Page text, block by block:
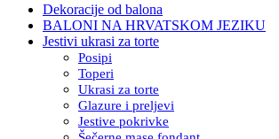
Dekoracije od balona
BALONI NA HRVATSKOM JEZIKU
Jestivi ukrasi za torte
Posipi
Toperi
Ukrasi za torte
Glazure i preljevi
Jestive pokrivke